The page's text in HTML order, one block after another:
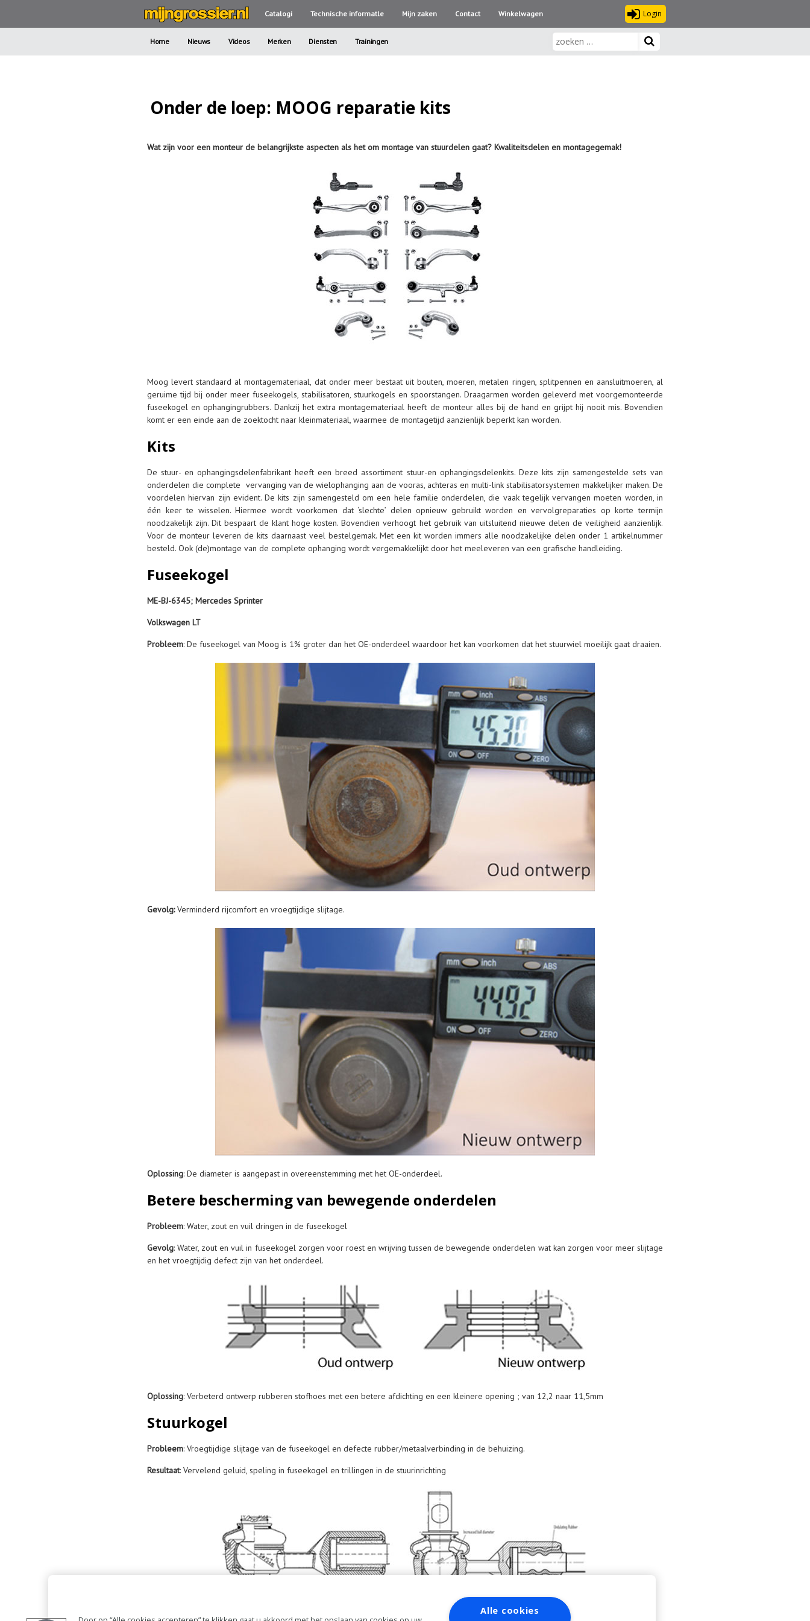
Catalogi Technische informatle Mijn zaken Contact Winkelwagen Login
Home Nieuws Videos Merken Diensten Trainingen
Onder de loep: MOOG reparatie kits
Wat zijn voor een monteur de belangrijkste aspecten als het om montage van stuurdelen gaat? Kwaliteitsdelen en montagegemak!
Moog levert standaard al montagemateriaal, dat onder meer bestaat uit bouten, moeren, metalen ringen, splitpennen en aansluitmoeren, al
geruime tijd bij onder meer fuseekogels, stabilisatoren, stuurkogels en spoorstangen. Draagarmen worden geleverd met voorgemonteerde
fuseekogel en ophangingrubbers. Dankzij het extra montagemateriaal heeft de monteur alles bij de hand en grijpt hij nooit mis. Bovendien
komt er een einde aan de zoektocht naar kleinmateriaal, waarmee de montagetijd aanzienlijk beperkt kan worden.
Kits
De stuur- en ophangingsdelenfabrikant heeft een breed assortiment stuur-en ophangingsdelenkits. Deze kits zijn samengestelde sets van
onderdelen die complete vervanging van de wielophanging aan de vooras, achteras en multi-link stabilisatorsystemen makkelijker maken. De
voordelen hiervan zijn evident. De kits zijn samengesteld om een hele familie onderdelen, die vaak tegelijk vervangen moeten worden, in
één keer te wisselen. Hiermee wordt voorkomen dat ‘slechte’ delen opnieuw gebruikt worden en vervolgreparaties op korte termijn
noodzakelijk zijn. Dit bespaart de klant hoge kosten. Bovendien verhoogt het gebruik van uitsluitend nieuwe delen de veiligheid aanzienlijk.
Voor de monteur leveren de kits daarnaast veel bestelgemak. Met een kit worden immers alle noodzakelijke delen onder 1 artikelnummer
besteld. Ook (de)montage van de complete ophanging wordt vergemakkelijkt door het meeleveren van een grafische handleiding.
Fuseekogel
ME-BJ-6345; Mercedes Sprinter
Volkswagen LT
Probleem: De fuseekogel van Moog is 1% groter dan het OE-onderdeel waardoor het kan voorkomen dat het stuurwiel moeilijk gaat draaien.
Gevolg:Verminderd rijcomfort en vroegtijdige slijtage.
Oplossing: De diameter is aangepast in overeenstemming met het OE-onderdeel.
Betere bescherming van bewegende onderdelen
Probleem: Water, zout en vuil dringen in de fuseekogel
Gevolg: Water, zout en vuil in fuseekogel zorgen voor roest en wrijving tussen de bewegende onderdelen wat kan zorgen voor meer slijtage
en het vroegtijdig defect zijn van het onderdeel.
Oplossing: Verbeterd ontwerp rubberen stofhoes met een betere afdichting en een kleinere opening ; van 12,2 naar 11,5mm
Stuurkogel
Probleem: Vroegtijdige slijtage van de fuseekogel en defecte rubber/metaalverbinding in de behuizing.
Resultaat: Vervelend geluid, speling in fuseekogel en trillingen in de stuurinrichting
Alle cookies